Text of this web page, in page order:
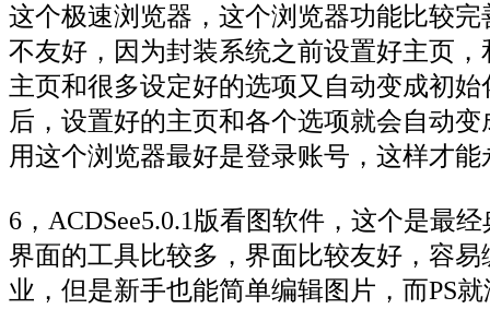
这个极速浏览器，这个浏览器功能比较
不友好，因为封装系统之前设置好主页
主页和很多设定好的选项又自动变成初
后，设置好的主页和各个选项就会自动
用这个浏览器最好是登录账号，这样才
6，ACDSee5.0.1版看图软件，这个是最
界面的工具比较多，界面比较友好，容
业，但是新手也能简单编辑图片，而PS